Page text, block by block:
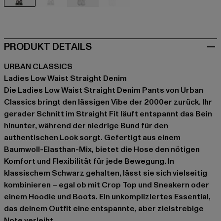
PRODUKT DETAILS
URBAN CLASSICS
Ladies Low Waist Straight Denim
Die Ladies Low Waist Straight Denim Pants von Urban
Classics bringt den lässigen Vibe der 2000er zurück. Ihr
gerader Schnitt im Straight Fit läuft entspannt das Bein
hinunter, während der niedrige Bund für den
authentischen Look sorgt. Gefertigt aus einem
Baumwoll-Elasthan-Mix, bietet die Hose den nötigen
Komfort und Flexibilität für jede Bewegung. In
klassischem Schwarz gehalten, lässt sie sich vielseitig
kombinieren – egal ob mit Crop Top und Sneakern oder
einem Hoodie und Boots. Ein unkompliziertes Essential,
das deinem Outfit eine entspannte, aber zielstrebige